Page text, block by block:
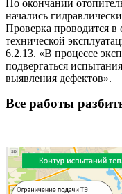
По окончании
начались
Проверка проводится в
технической
6.2.13. «В процессе
подвергаться
выявления дефектов».
Все работы